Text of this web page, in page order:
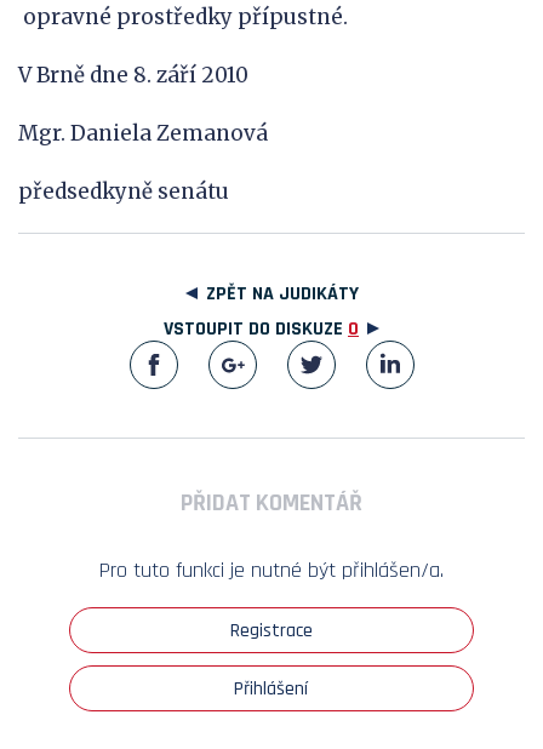
opravné prostředky přípustné.
V Brně dne 8. září 2010
Mgr. Daniela Zemanová
předsedkyně senátu
ZPĚT NA JUDIKÁTY
VSTOUPIT DO DISKUZE 0
PŘIDAT KOMENTÁŘ
Pro tuto funkci je nutné být přihlášen/a.
Registrace
Přihlášení